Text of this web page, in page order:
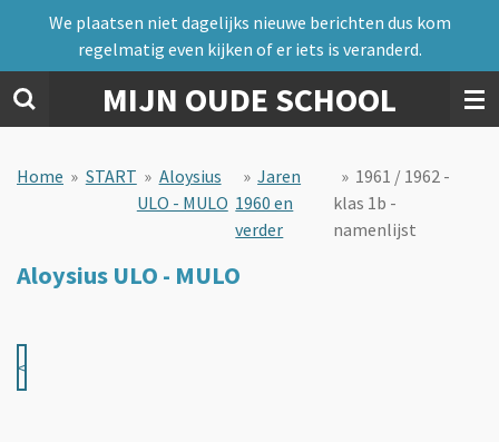
naar
de
hoofdinhoud
MIJN OUDE SCHOOL
We plaatsen niet dagelijks nieuwe berichten dus kom
regelmatig even kijken of er iets is veranderd.
Home » START » Aloysius
ULO - MULO
» Jaren
1960 en
verder
» 1961 / 1962 -
klas 1b -
namenlijst
Aloysius ULO - MULO
<